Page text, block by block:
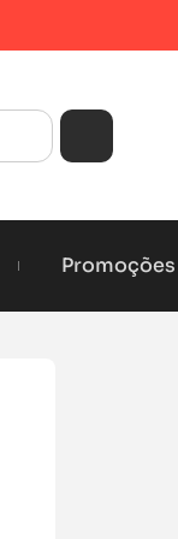
Promoções